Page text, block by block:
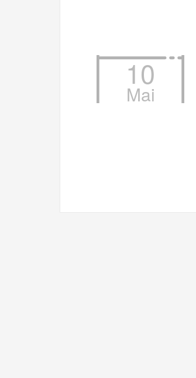
10
Mai